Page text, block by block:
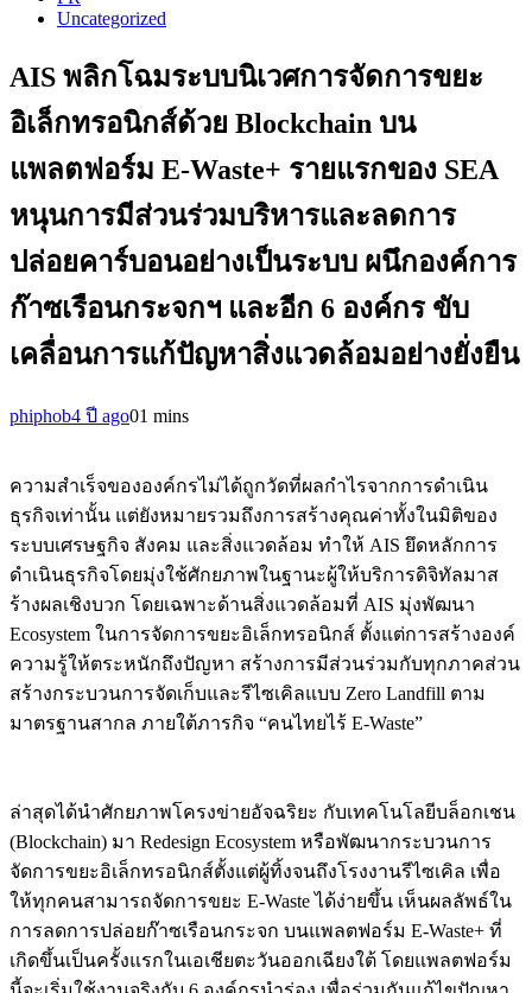
Uncategorized
AIS พลิกโฉมระบบนิเวศการจัดการขยะ
อิเล็กทรอนิกส์ด้วย Blockchain บน
แพลตฟอร์ม E-Waste+ รายแรกของ SEA
หนุนการมีส่วนร่วมบริหารและลดการ
ปล่อยคาร์บอนอย่างเป็นระบบ ผนึกองค์การ
ก๊าซเรือนกระจกฯ และอีก 6 องค์กร ขับ
เคลื่อนการแก้ปัญหาสิ่งแวดล้อมอย่างยั่งยืน
phiphob4 ปี ago01 mins
ความสำเร็จขององค์กรไม่ได้ถูกวัดที่ผลกำไรจากการดำเนิน
ธุรกิจเท่านั้น แต่ยังหมายรวมถึงการสร้างคุณค่าทั้งในมิติของ
ระบบเศรษฐกิจ สังคม และสิ่งแวดล้อม ทำให้ AIS ยึดหลักการ
ดำเนินธุรกิจโดยมุ่งใช้ศักยภาพในฐานะผู้ให้บริการดิจิทัลมาส
ร้างผลเชิงบวก โดยเฉพาะด้านสิ่งแวดล้อมที่ AIS มุ่งพัฒนา
Ecosystem ในการจัดการขยะอิเล็กทรอนิกส์ ตั้งแต่การสร้างองค์
ความรู้ให้ตระหนักถึงปัญหา สร้างการมีส่วนร่วมกับทุกภาคส่วน
สร้างกระบวนการจัดเก็บและรีไซเคิลแบบ Zero Landfill ตาม
มาตรฐานสากล ภายใต้ภารกิจ “คนไทยไร้ E-Waste”
ล่าสุดได้นำศักยภาพโครงข่ายอัจฉริยะ กับเทคโนโลยีบล็อกเชน
(Blockchain) มา Redesign Ecosystem หรือพัฒนากระบวนการ
จัดการขยะอิเล็กทรอนิกส์ตั้งแต่ผู้ทิ้งจนถึงโรงงานรีไซเคิล เพื่อ
ให้ทุกคนสามารถจัดการขยะ E-Waste ได้ง่ายขึ้น เห็นผลลัพธ์ใน
การลดการปล่อยก๊าซเรือนกระจก บนแพลตฟอร์ม E-Waste+ ที่
เกิดขึ้นเป็นครั้งแรกในเอเชียตะวันออกเฉียงใต้ โดยแพลตฟอร์ม